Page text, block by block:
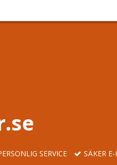
SERVICE SÄKER